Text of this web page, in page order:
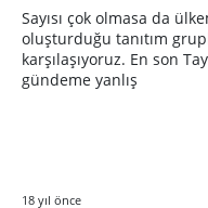
Sayısı çok olmasa da
oluşturduğu tanıtım
karşılaşıyoruz. En son
gündeme yanlış
18 yıl önce